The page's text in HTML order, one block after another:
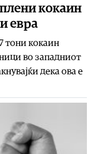
кокаин
евра
тони кокаин
во западниот
дека ова е